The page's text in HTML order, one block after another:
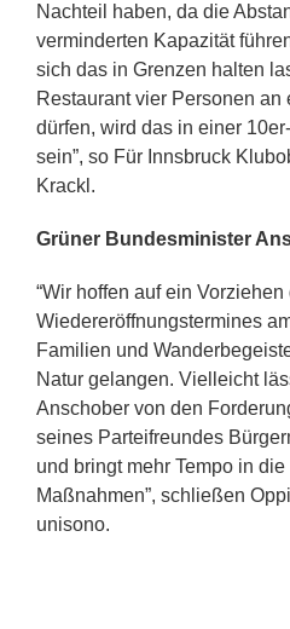
Nachteil haben, da die
verminderten Kapazität
sich das in Grenzen halten
Restaurant vier Personen an
dürfen, wird das in einer
sein”, so Für Innsbruck
Krackl.
Grüner Bundesminister
“Wir hoffen auf ein
Wiedereröffnungstermines
Familien und
Natur gelangen. Vielleicht
Anschober von den
seines Parteifreundes
und bringt mehr Tempo in
Maßnahmen”, schließen
unisono.